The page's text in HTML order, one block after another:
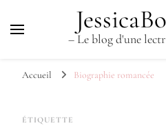
– Le blog d'une
Accueil Biographie romancée
ÉTIQUETTE